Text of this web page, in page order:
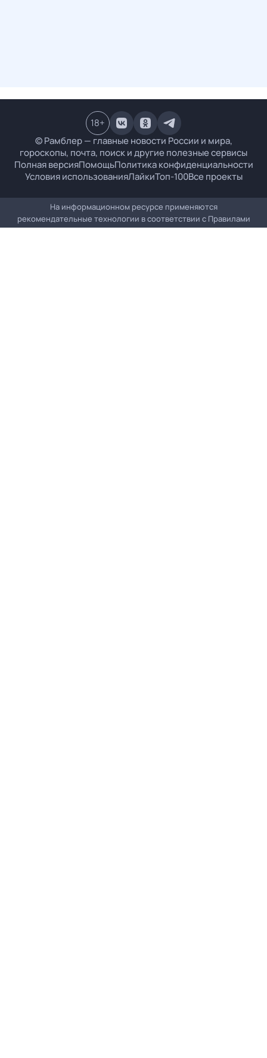
© Рамблер — главные новости России и мира,
гороскопы, почта, поиск и другие полезные сервисы
Полная версияПомощьПолитика конфиденциальности
Условия использованияЛайкиТоп-100Все проекты
18+
На информационном ресурсе применяются
рекомендательные технологии в соответствии с Правилами